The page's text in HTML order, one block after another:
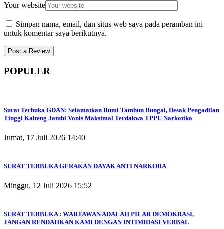
Your website
Simpan nama, email, dan situs web saya pada peramban ini
untuk komentar saya berikutnya.
POPULER
Surat Terbuka GDAN: Selamatkan Bumi Tambun Bungai, Desak Pengadilan
Tinggi Kalteng Jatuhi Vonis Maksimal Terdakwa TPPU Narkotika
Jumat, 17 Juli 2026 14:40
SURAT TERBUKA GERAKAN DAYAK ANTI NARKOBA
Minggu, 12 Juli 2026 15:52
SURAT TERBUKA : WARTAWAN ADALAH PILAR DEMOKRASI,
JANGAN RENDAHKAN KAMI DENGAN INTIMIDASI VERBAL